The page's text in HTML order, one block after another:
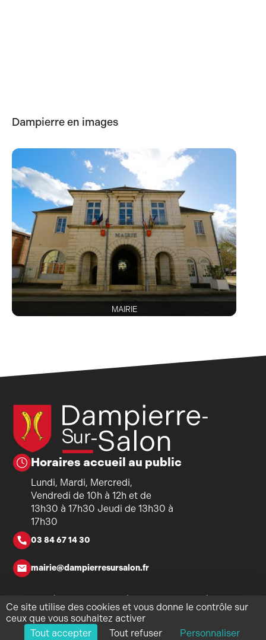
Dampierre en images
MAIRIE
Horaires accueil au public
Lundi, Mardi, Mercredi,
Vendredi de 10h à 12h et de
13h30 à 17h30 Jeudi de 13h30 à
17h30
03 84 67 14 30
mairie@dampierresursalon.fr
Copyright ©2026 - Mairie de Dampierre-sur-Salon - Tous
droits réservés - RéalisationTorop.Net- Site mis à jour avec
WSB-Mentions légales-Politique de confidentialité
site
Ce site utilise des cookies et vous donne le contrôle sur
ceux que vous souhaitez activer
Tout accepter
Tout refuser Personnaliser